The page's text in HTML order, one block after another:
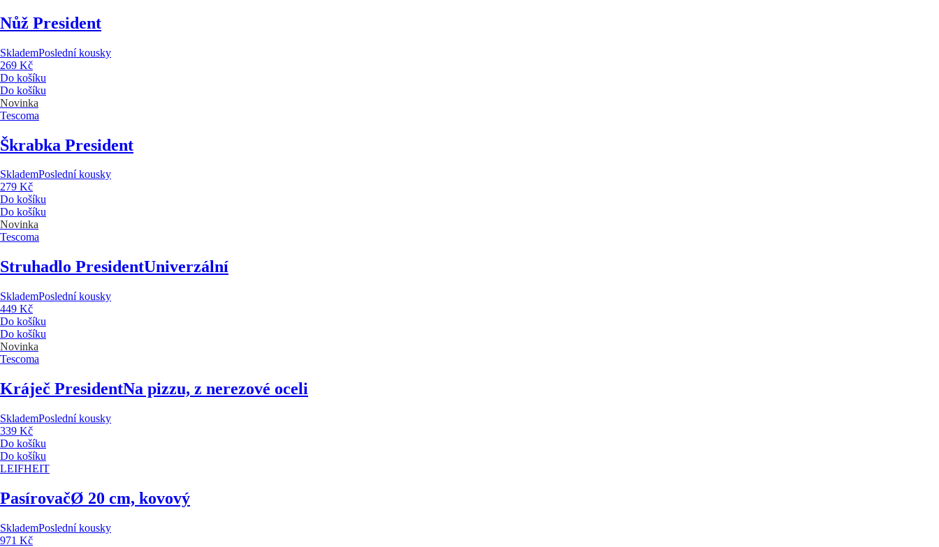
Nůž President
SklademPoslední kousky
269 Kč
Do košíku
Do košíku
Novinka
Tescoma
Škrabka President
SklademPoslední kousky
279 Kč
Do košíku
Do košíku
Novinka
Tescoma
Struhadlo PresidentUniverzální
SklademPoslední kousky
449 Kč
Do košíku
Do košíku
Novinka
Tescoma
Kráječ PresidentNa pizzu, z nerezové oceli
SklademPoslední kousky
339 Kč
Do košíku
Do košíku
LEIFHEIT
PasírovačØ 20 cm, kovový
SklademPoslední kousky
971 Kč